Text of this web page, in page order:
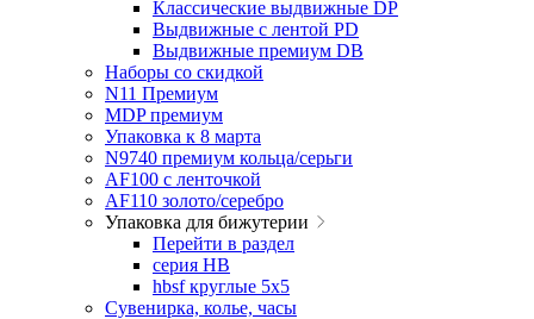
Классические выдвижные DP
Выдвижные с лентой PD
Выдвижные премиум DB
Наборы со скидкой
N11 Премиум
MDP премиум
Упаковка к 8 марта
N9740 премиум кольца/серьги
AF100 с ленточкой
AF110 золото/серебро
Упаковка для бижутерии
Перейти в раздел
серия HB
hbsf круглые 5x5
Сувенирка, колье, часы